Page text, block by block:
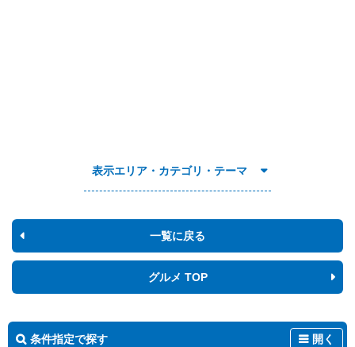
表示エリア・カテゴリ・テーマ
一覧に戻る
グルメ TOP
条件指定で探す 開く